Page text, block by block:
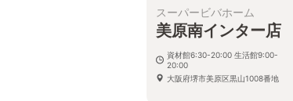
スーパービバホーム
美原南インター店
資材館6:30-20:00 生活館9:00-
20:00
大阪府堺市美原区黒山1008番地